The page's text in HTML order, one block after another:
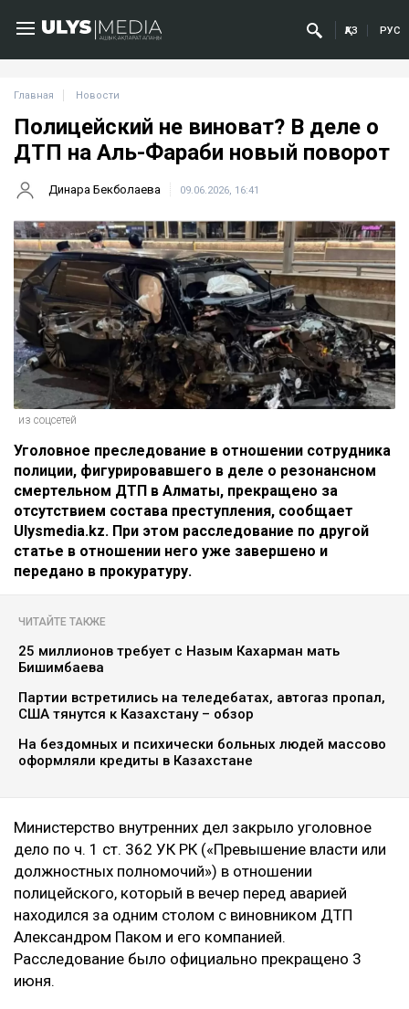
ҚАЗ РУС
Главная Новости
Полицейский не виноват? В деле о
ДТП на Аль-Фараби новый поворот
Динара Бекболаева 09.06.2026, 16:41
из соцсетей
Уголовное преследование в отношении сотрудника
полиции, фигурировавшего в деле о резонансном
смертельном ДТП в Алматы, прекращено за
отсутствием состава преступления, сообщает
Ulysmedia.kz. При этом расследование по другой
статье в отношении него уже завершено и
передано в прокуратуру.
ЧИТАЙТЕ ТАКЖЕ
25 миллионов требует с Назым Кахарман мать
Бишимбаева
Партии встретились на теледебатах, автогаз пропал,
США тянутся к Казахстану – обзор
На бездомных и психически больных людей массово
оформляли кредиты в Казахстане
Министерство внутренних дел закрыло уголовное
дело по ч. 1 ст. 362 УК РК («Превышение власти или
должностных полномочий») в отношении
полицейского, который в вечер перед аварией
находился за одним столом с виновником ДТП
Александром Паком и его компанией.
Расследование было официально прекращено 3
июня.